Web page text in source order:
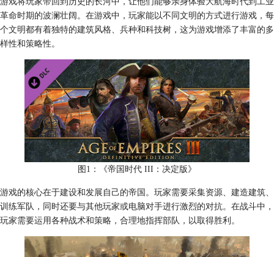
革命时期的波澜壮阔。在游戏中，玩家能以不同文明的方式进行游戏，每
个文明都有着独特的建筑风格、兵种和科技树，这为游戏增添了丰富的多
样性和策略性。
图1：《帝国时代 III：决定版》
游戏的核心在于建设和发展自己的帝国。玩家需要采集资源、建造建筑、
训练军队，同时还要与其他玩家或电脑对手进行激烈的对抗。在战斗中，
玩家需要运用各种战术和策略，合理地指挥部队，以取得胜利。